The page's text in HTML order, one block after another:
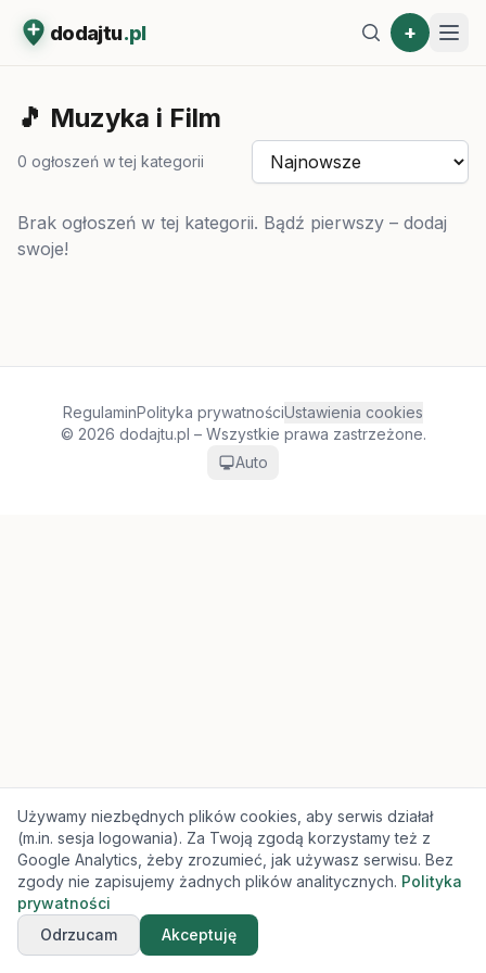
dodajtu.pl +
🎵 Muzyka i Film
0 ogłoszeń w tej kategorii
Brak ogłoszeń w tej kategorii. Bądź pierwszy – dodaj
swoje!
RegulaminPolityka prywatnościUstawienia cookies
© 2026 dodajtu.pl – Wszystkie prawa zastrzeżone.
Auto
Używamy niezbędnych plików cookies, aby serwis działał
(m.in. sesja logowania). Za Twoją zgodą korzystamy też z
Google Analytics, żeby zrozumieć, jak używasz serwisu. Bez
zgody nie zapisujemy żadnych plików analitycznych. Polityka
prywatności
Odrzucam
Akceptuję